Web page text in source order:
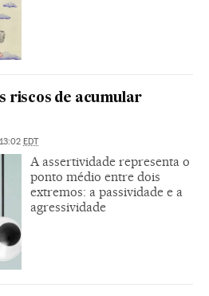
riscos de acumular
EDT
A assertividade representa o
ponto médio entre dois
extremos: a passividade e a
agressividade